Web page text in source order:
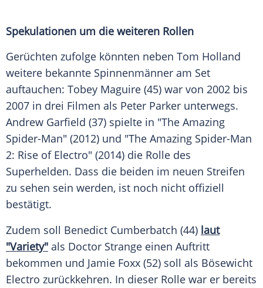
Spekulationen um die weiteren Rollen
Gerüchten zufolge könnten neben Tom Holland
weitere bekannte Spinnenmänner am Set
auftauchen: Tobey Maguire (45) war von 2002 bis
2007 in drei Filmen als Peter Parker unterwegs.
Andrew Garfield (37) spielte in "The Amazing
Spider-Man" (2012) und "The Amazing Spider-Man
2: Rise of Electro" (2014) die Rolle des
Superhelden. Dass die beiden im neuen Streifen
zu sehen sein werden, ist noch nicht offiziell
bestätigt.
Zudem soll Benedict Cumberbatch (44) laut
"Variety" als Doctor Strange einen Auftritt
bekommen und Jamie Foxx (52) soll als Bösewicht
Electro zurückkehren. In dieser Rolle war er bereits